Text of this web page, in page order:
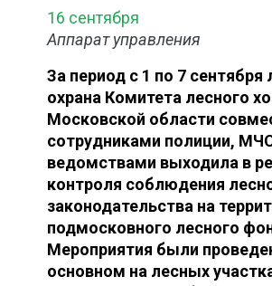
16 сентября
Аппарат управления
За период с 1 по 7 сентября
охрана Комитета лесного
Московской области
сотрудниками полиции,
ведомствами выходила в
контроля соблюдения
законодательства на
подмосковного лесного
Мероприятия были
основном на лесных